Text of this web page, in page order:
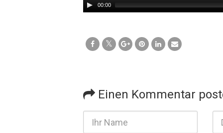
Audio
Player
00:00
Einen Kommentar